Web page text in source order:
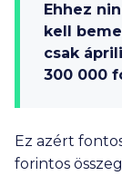
Ehhez
kell
csak
300 000
Ez azért
forintos